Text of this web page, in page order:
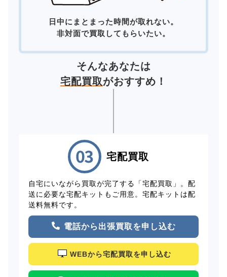
日中にまとまった時間が取れない。
非対面で買取してもらいたい。
そんなあなたは
宅配買取がおすすめ！
宅配買取
自宅にいながら買取が完了する「宅配買取」。配
送に必要な宅配キットもご用意。宅配キットは配
送料無料です。
電話から出張買取を申し込む
WEBから宅配買取を申し込む